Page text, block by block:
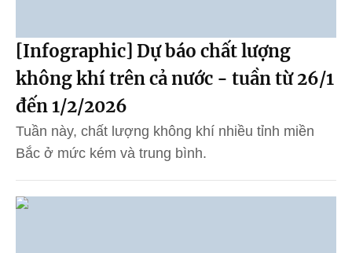
[Infographic] Dự báo chất lượng
không khí trên cả nước - tuần từ 26/1
đến 1/2/2026
Tuần này, chất lượng không khí nhiều tỉnh miền
Bắc ở mức kém và trung bình.